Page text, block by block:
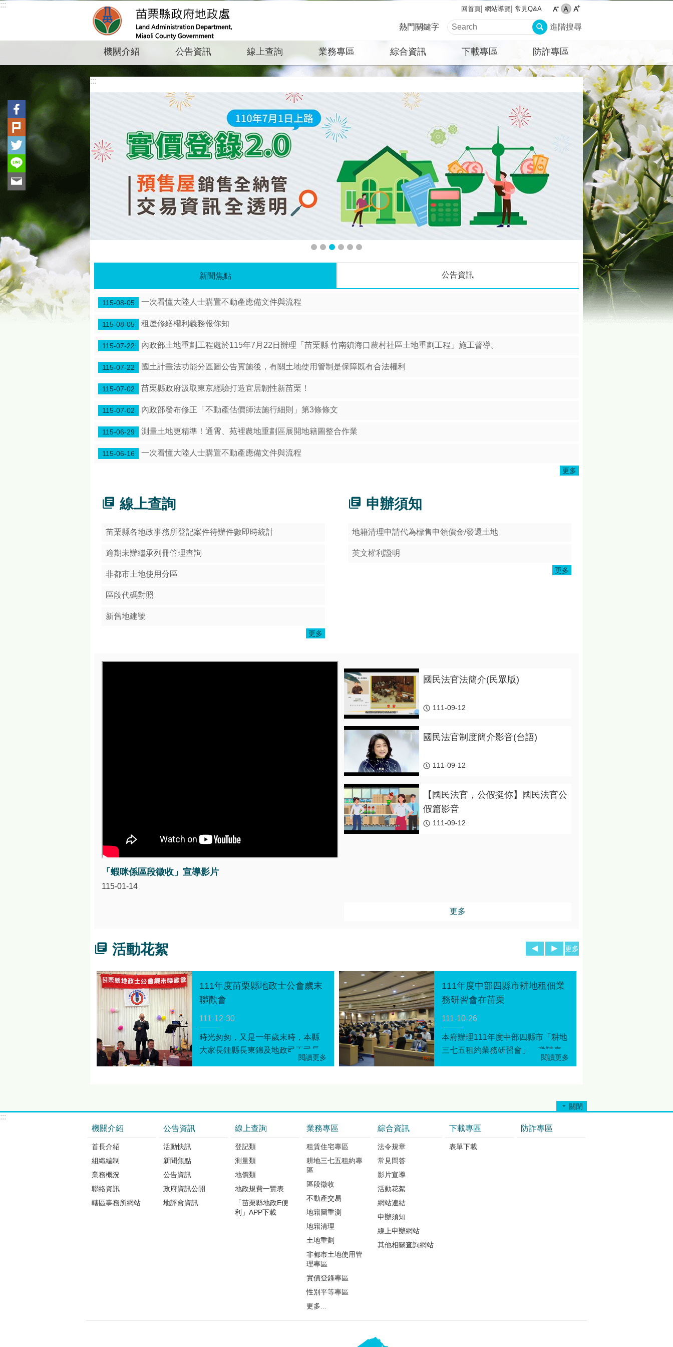
跳到主要內容區塊
::: 回首頁 網站導覽 常見Q&A
熱門關鍵字 進階搜尋
機關介紹 公告資訊 線上查詢 業務專區 綜合資訊 下載專區 防詐專區
:::
新聞焦點 公告資訊
115-08-05 一次看懂大陸人士購置不動產應備文件與流程
115-08-05 租屋修繕權利義務報你知
115-07-22 內政部土地重劃工程處於115年7月22日辦理「苗栗縣 竹南鎮海口農村社區土地重劃工程」施工督導。
115-07-22 國土計畫法功能分區圖公告實施後，有關土地使用管制是保障既有合法權利
115-07-02 苗栗縣政府汲取東京經驗打造宜居韌性新苗栗！
115-07-02 內政部發布修正「不動產估價師法施行細則」第3條條文
115-06-29 測量土地更精準！通霄、苑裡農地重劃區展開地籍圖整合作業
115-06-16 一次看懂大陸人士購置不動產應備文件與流程
更多
線上查詢
苗栗縣各地政事務所登記案件待辦件數即時統計
逾期未辦繼承列冊管理查詢
非都市土地使用分區
區段代碼對照
新舊地建號
更多
申辦須知
地籍清理申請代為標售申領價金/發還土地
英文權利證明
更多
「蝦咪係區段徵收」宣導影片
115-01-14
國民法官法簡介(民眾版)
111-09-12
國民法官制度簡介影音(台語)
111-09-12
【國民法官，公假挺你】國民法官公
假篇影音
111-09-12
更多
活動花絮
111年度苗栗縣地政士公會歲末
聯歡會
111-12-30
時光匆匆，又是一年歲末時，本縣
大家長鍾縣長東錦及地政司王司長
成機，今日特別出席苗栗縣地政士
會能繼續與本府地政處及本縣各地
政事務所公私協力，為推動地政業
務以提升為民服務品質及民眾福利
111年度中部四縣市耕地租佃業
務研習會在苗栗
111-10-26
本府辦理111年度中部四縣市「耕地
三七五租約業務研習會」，邀請臺
中市、彰化縣、南投縣政府、鄉鎮
更多
關閉
:::
機關介紹
首長介紹
組織編制
業務概況
聯絡資訊
轄區事務所網站
公告資訊
活動快訊
新聞焦點
公告資訊
政府資訊公開
地評會資訊
線上查詢
登記類
測量類
地價類
地政規費一覽表
「苗栗縣地政E便
利」APP下載
業務專區
租賃住宅專區
耕地三七五租約專
區
區段徵收
不動產交易
地籍圖重測
地籍清理
土地重劃
非都市土地使用管
理專區
實價登錄專區
性別平等專區
更多...
綜合資訊
法令規章
常見問答
影片宣導
活動花絮
網站連結
申辦須知
線上申辦網站
其他相關查詢網站
下載專區
表單下載
防詐專區